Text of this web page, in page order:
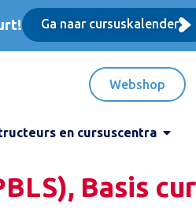
Ga naar cursuskalender
Webshop
en cursuscentra
Basis